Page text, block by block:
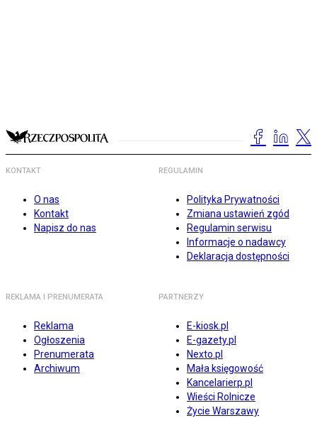
KONTAKT
O nas
Kontakt
Napisz do nas
REGULAMIN
Polityka Prywatności
Zmiana ustawień zgód
Regulamin serwisu
Informacje o nadawcy
Deklaracja dostępności
REKLAMA I PRENUMERATA
Reklama
Ogłoszenia
Prenumerata
Archiwum
PARTNERZY
E-kiosk.pl
E-gazety.pl
Nexto.pl
Mała księgowość
Kancelarierp.pl
Wieści Rolnicze
Życie Warszawy